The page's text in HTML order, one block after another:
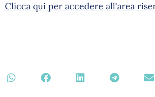
Clicca qui per accedere all'area